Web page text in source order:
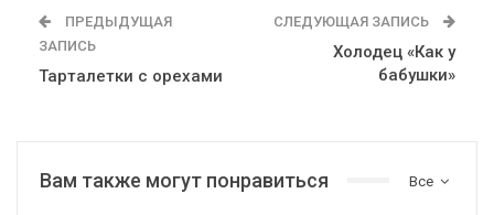
ПРЕДЫДУЩАЯ
ЗАПИСЬ
Тарталетки с орехами
СЛЕДУЮЩАЯ ЗАПИСЬ
Холодец «Как у
бабушки»
Все
Вам также могут понравиться